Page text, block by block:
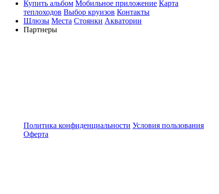
Купить альбом Мобильное приложение Карта
теплоходов Выбор круизов Контакты
Шлюзы Места Стоянки Акватории
Партнеры
Политика конфиденциальности Условия пользования
Оферта